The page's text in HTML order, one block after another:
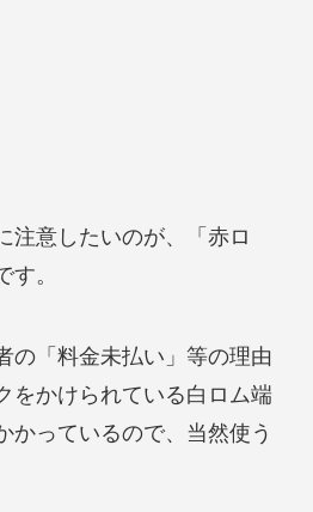
注意したいのが、「赤ロ
す。
の「料金未払い」等の理由
をかけられている白ロム端
かっているので、当然使う